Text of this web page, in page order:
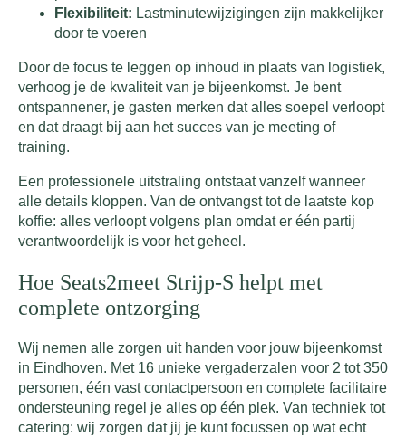
Flexibiliteit: Lastminute­wijzigingen zijn makkelijker
door te voeren
Door de focus te leggen op inhoud in plaats van logistiek,
verhoog je de kwaliteit van je bijeenkomst. Je bent
ontspannener, je gasten merken dat alles soepel verloopt
en dat draagt bij aan het succes van je meeting of
training.
Een professionele uitstraling ontstaat vanzelf wanneer
alle details kloppen. Van de ontvangst tot de laatste kop
koffie: alles verloopt volgens plan omdat er één partij
verantwoordelijk is voor het geheel.
Hoe Seats2meet Strijp-S helpt met
complete ontzorging
Wij nemen alle zorgen uit handen voor jouw bijeenkomst
in Eindhoven. Met 16 unieke vergaderzalen voor 2 tot 350
personen, één vast contactpersoon en complete facilitaire
ondersteuning regel je alles op één plek. Van techniek tot
catering: wij zorgen dat jij je kunt focussen op wat echt